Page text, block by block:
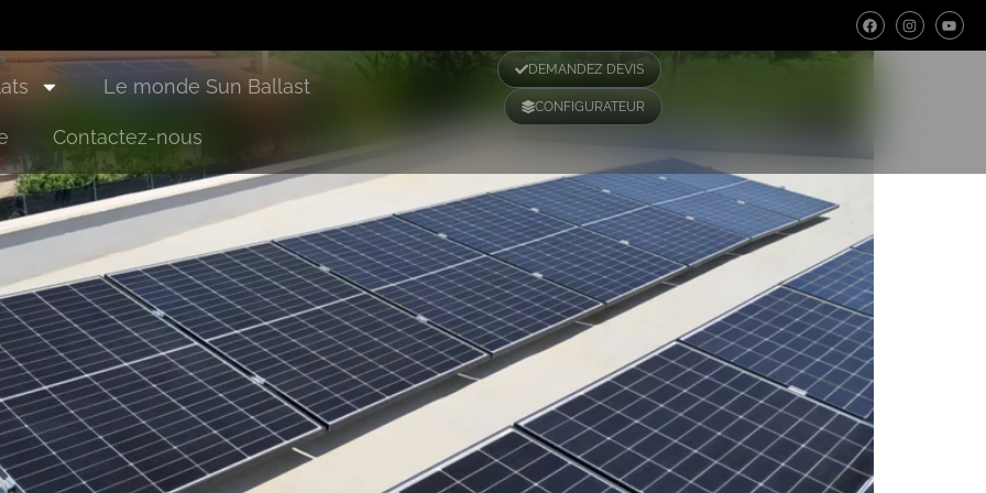
Le monde Sun Ballast
Contactez-nous
DEMANDEZ DEVIS
CONFIGURATEUR